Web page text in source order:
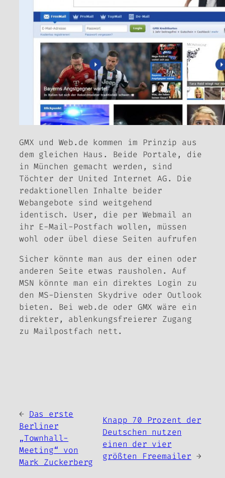
GMX und Web.de kommen im Prinzip aus
dem gleichen Haus. Beide Portale, die
in München gemacht werden, sind
Töchter der United Internet AG. Die
redaktionellen Inhalte beider
Webangebote sind weitgehend
identisch. User, die per Webmail an
ihr E-Mail-Postfach wollen, müssen
wohl oder übel diese Seiten aufrufen
Sicher könnte man aus der einen oder
anderen Seite etwas rausholen. Auf
MSN könnte man ein direktes Login zu
den MS-Diensten Skydrive oder Outlook
bieten. Bei web.de oder GMX wäre ein
direkter, ablenkungsfreierer Zugang
zu Mailpostfach nett.
← Das erste
Berliner
„Townhall-
Meeting“ von
Mark Zuckerberg
Knapp 70 Prozent der
Deutschen nutzen
einen der vier
größten Freemailer →